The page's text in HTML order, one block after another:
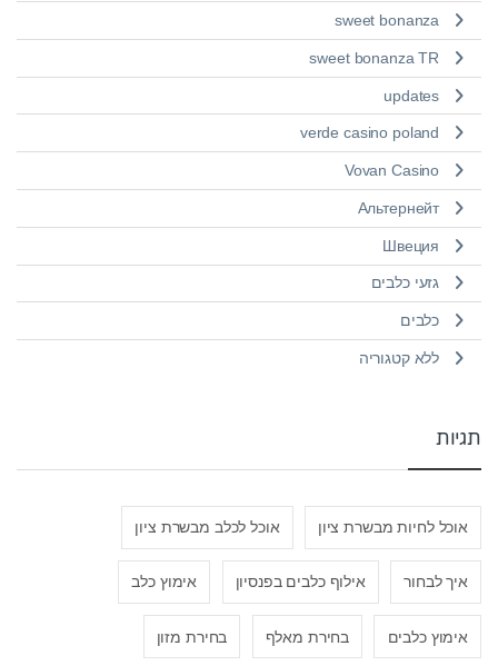
sweet bonanza
sweet bonanza TR
updates
verde casino poland
Vovan Casino
Альтернейт
Швеция
גזעי כלבים
כלבים
ללא קטגוריה
תגיות
אוכל לחיות מבשרת ציון אוכל לכלב מבשרת ציון
איך לבחור אילוף כלבים בפנסיון אימוץ כלב
אימוץ כלבים בחירת מאלף בחירת מזון